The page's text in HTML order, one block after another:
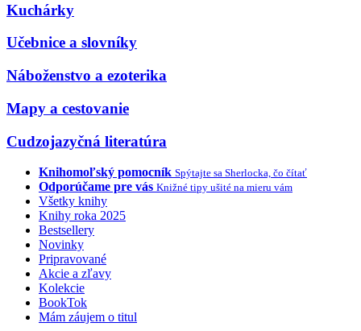
Kuchárky
Učebnice a slovníky
Náboženstvo a ezoterika
Mapy a cestovanie
Cudzojazyčná literatúra
Knihomoľský pomocník Spýtajte sa Sherlocka, čo čítať
Odporúčame pre vás Knižné tipy ušité na mieru vám
Všetky knihy
Knihy roka 2025
Bestsellery
Novinky
Pripravované
Akcie a zľavy
Kolekcie
BookTok
Mám záujem o titul